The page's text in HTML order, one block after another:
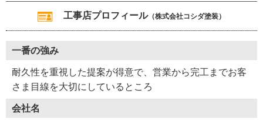
コシダ塗装は「お客さまはどうしたいのか？」を徹底的に
※１ 笠木・・・塀、手摺、腰壁、パラペットなどの頂部
に施工する仕上げ材
※２ コーキング・・・継ぎ目の隙間を埋める目地材
工事店プロフィール（株式会社コシダ塗装）
一番の強み
耐久性を重視した提案が得意で、営業から完工までお客
さま目線を大切にしているところ
会社名